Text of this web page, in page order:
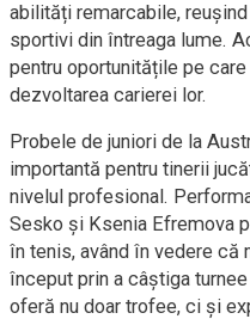
abilități remarcabile,
sportivi din întreaga lume.
pentru oportunitățile pe
dezvoltarea carierei lor.
Probele de juniori de la
importantă pentru tinerii
nivelul profesional.
Sesko și Ksenia Efremova
în tenis, având în vedere
început prin a câștiga
oferă nu doar trofee, ci și